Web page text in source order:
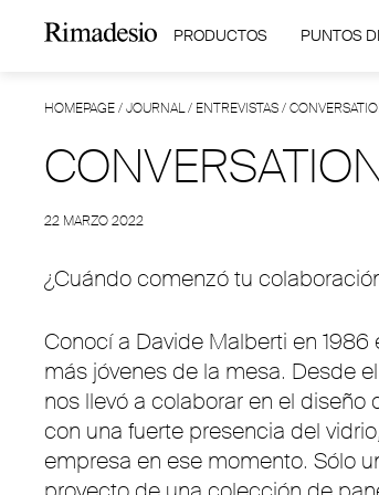
PRODUCTOS PUNTOS
HOMEPAGE/JOURNAL/ ENTREVISTAS/
22 MARZO 2022
¿Cuándo comenzó tu
Conocí a Davide Malberti en
más jóvenes de la mesa. Desde
nos llevó a colaborar en el
con una fuerte presencia del
empresa en ese momento. Sólo